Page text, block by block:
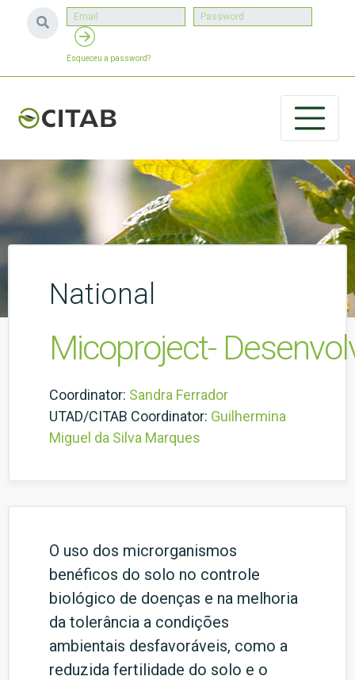
Esqueceu a password?
National
Micoproject-
Coordinator: Sandra Ferrador
UTAD/CITAB Coordinator: Guilhermina
Miguel da Silva Marques
O uso dos microrganismos
benéficos do solo no controle
biológico de doenças e na melhoria
da tolerância a condições
ambientais desfavoráveis, como a
reduzida fertilidade do solo e o